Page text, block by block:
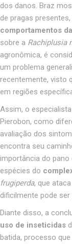
dos danos. Braz
de pragas
comportamentos
sobre a Rachiplusia
agronômica, é
um problema
recentemente, visto
em regiões
Assim, o
Pierobon, como
avaliação dos
encontra seu
importância do pano
espécies do
frugiperda, que
dificilmente pode
Diante disso, a
uso de inseticidas
batida, processo